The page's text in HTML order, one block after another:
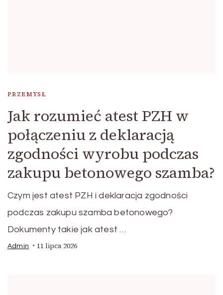
PRZEMYSŁ
Jak rozumieć atest PZH w
połączeniu z deklaracją
zgodności wyrobu podczas
zakupu betonowego szamba?
Czym jest atest PZH i deklaracja zgodności
podczas zakupu szamba betonowego?
Dokumenty takie jak atest …
Admin 11 lipca 2026